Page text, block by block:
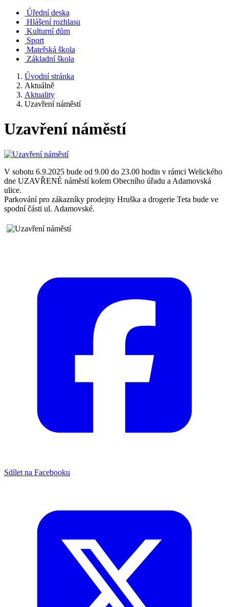
Úřední deska
Hlášení rozhlasu
Kulturní dům
Sport
Mateřská škola
Základní škola
Úvodní stránka
Aktuálně
Aktuality
Uzavření náměstí
Uzavření náměstí
V sobotu 6.9.2025 bude od 9.00 do 23.00 hodin v rámci Welického
dne UZAVŘENÉ náměstí kolem Obecního úřadu a Adamovská
ulice.
Parkování pro zákazníky prodejny Hruška a drogerie Teta bude ve
spodní části ul. Adamovské.
Sdílet na Facebooku